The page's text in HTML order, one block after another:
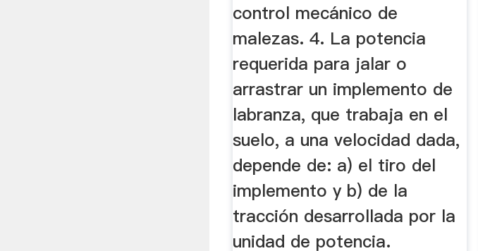
control mecánico de
malezas. 4. La potencia
requerida para jalar o
arrastrar un implemento de
labranza, que trabaja en el
suelo, a una velocidad dada,
depende de: a) el tiro del
implemento y b) de la
tracción desarrollada por la
unidad de potencia.